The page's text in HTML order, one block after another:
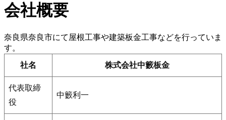
会社概要
奈良県奈良市にて屋根工事や建築板金工事などを行っていま
す。
社名
株式会社中籔板金
代表取締
役
中籔利一